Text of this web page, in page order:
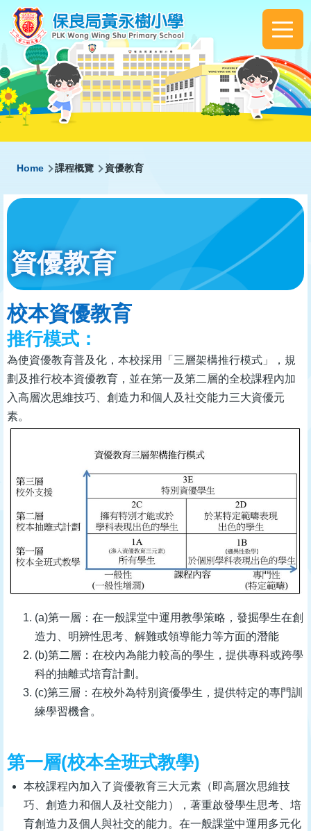
Skip to main content
Main
navigation
Breadcrumb
Home 課程概覽 資優教育
資優教育
校本資優教育
推行模式：
為使資優教育普及化，本校採用「三層架構推行模式」，規
劃及推行校本資優教育，並在第一及第二層的全校課程內加
入高層次思維技巧、創造力和個人及社交能力三大資優元
素。
(a)第一層：在一般課堂中運用教學策略，發掘學生在創
造力、明辨性思考、解難或領導能力等方面的潛能
(b)第二層：在校內為能力較高的學生，提供專科或跨學
科的抽離式培育計劃。
(c)第三層：在校外為特別資優學生，提供特定的專門訓
練學習機會。
第一層(校本全班式教學)
本校課程內加入了資優教育三大元素（即高層次思維技
巧、創造力和個人及社交能力），著重啟發學生思考、培
育創造力及個人與社交的能力。在一般課堂中運用多元化